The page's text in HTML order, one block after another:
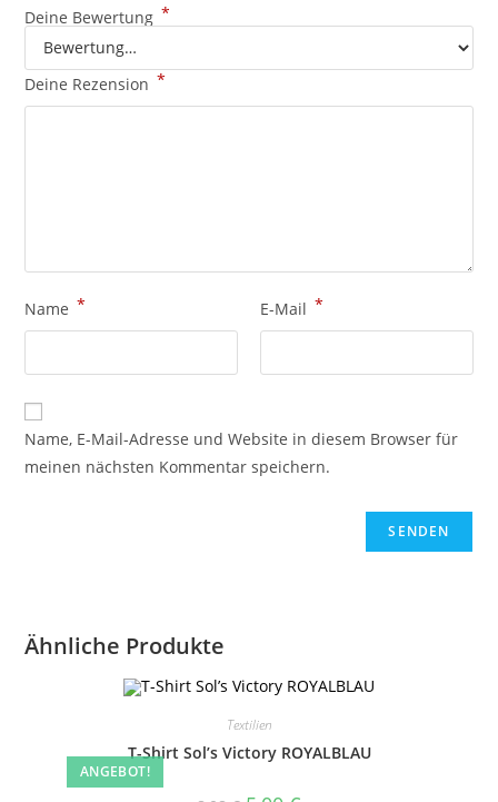
Deine Bewertung *
Deine Rezension *
Name * E-Mail *
Name, E-Mail-Adresse und Website in diesem Browser für
meinen nächsten Kommentar speichern.
Ähnliche Produkte
ANGEBOT!
Textilien
T-Shirt Sol’s Victory ROYALBLAU